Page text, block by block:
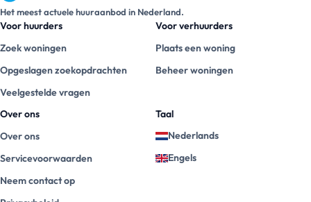
Het meest actuele huuraanbod in Nederland.
Voor huurders
Zoek woningen
Opgeslagen zoekopdrachten
Veelgestelde vragen
Voor verhuurders
Plaats een woning
Beheer woningen
Over ons
Over ons
Servicevoorwaarden
Neem contact op
Taal
Nederlands
Engels